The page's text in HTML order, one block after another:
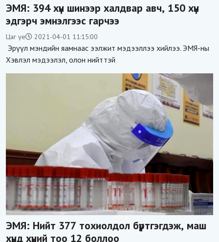
ЭМЯ: 394 хүн шинээр халдвар авч, 150 хүн
эдгэрч эмнэлгээс гарчээ
Цаг үе 2021-04-01 11:15:00
Эрүүл мэндийн яамнаас ээлжит мэдээллээ хийлээ. ЭМЯ-ны
Хэвлэл мэдээлэл, олон нийттэй
ЭМЯ: Нийт 377 тохиолдол бүртгэгдэж, маш
хүнд хүний тоо 12 боллоо